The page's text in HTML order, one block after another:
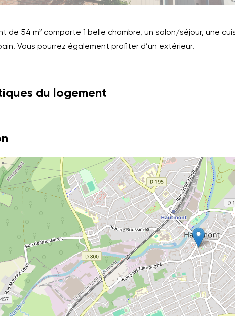
de 54 m² comporte 1 belle chambre, un salon/séjour, une
Vous pourrez également profiter d’un extérieur.
du logement